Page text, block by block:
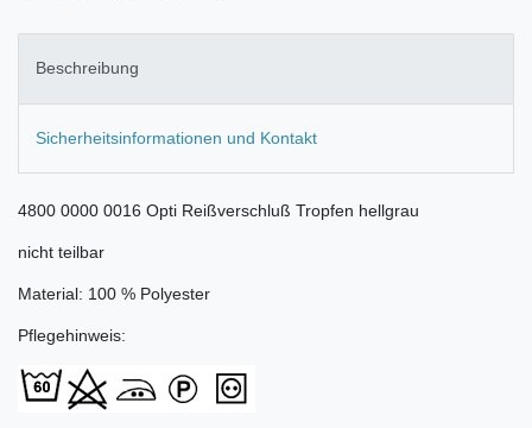
Beschreibung
Sicherheitsinformationen und Kontakt
4800 0000 0016 Opti Reißverschluß Tropfen hellgrau
nicht teilbar
Material: 100 % Polyester
Pflegehinweis: